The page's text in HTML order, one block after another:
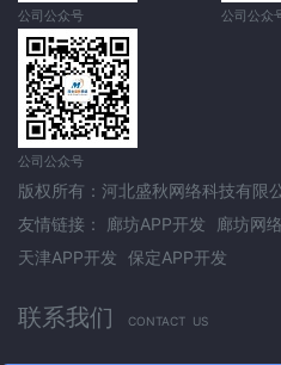
公司公众号 公司公众
公司公众号
版权所有：河北盛秋网络科技有限
友情链接： 廊坊APP开发 廊坊网
天津APP开发 保定APP开发
联系我们 CONTACT US